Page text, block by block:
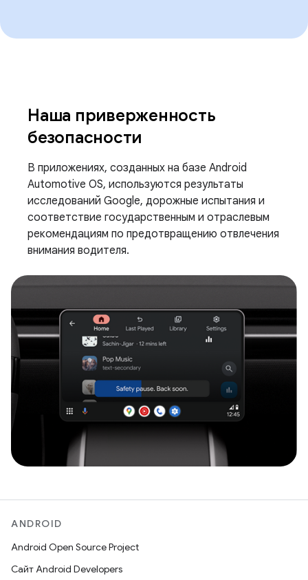
Наша приверженность
безопасности
В приложениях, созданных на базе Android
Automotive OS, используются результаты
исследований Google, дорожные испытания и
соответствие государственным и отраслевым
рекомендациям по предотвращению отвлечения
внимания водителя.
ANDROID
Android Open Source Project
Сайт Android Developers